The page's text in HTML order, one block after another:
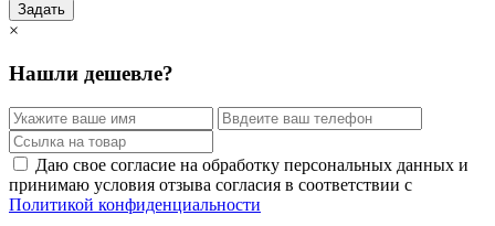
Задать
×
Нашли дешевле?
Даю свое согласие на обработку персональных данных и
принимаю условия отзыва согласия в соответствии с
Политикой конфиденциальности